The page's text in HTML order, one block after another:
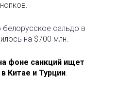
белорусское сальдо в
на $700 млн.
фоне санкций ищет
Китае и Турции.